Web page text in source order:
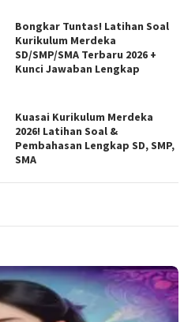
Bongkar Tuntas! Latihan Soal
Kurikulum Merdeka
SD/SMP/SMA Terbaru 2026 +
Kunci Jawaban Lengkap
Kuasai Kurikulum Merdeka
2026! Latihan Soal &
Pembahasan Lengkap SD, SMP,
SMA